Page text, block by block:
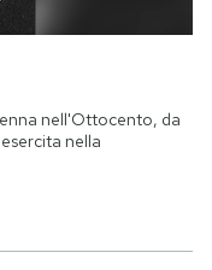
nell'Ottocento, da
nella